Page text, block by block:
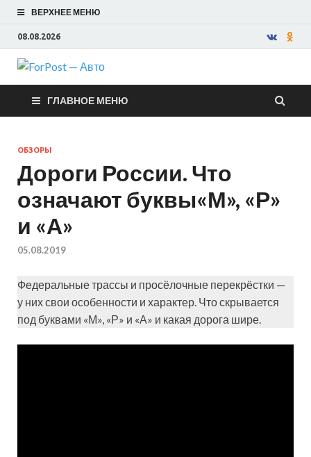
ВЕРХНЕЕ МЕНЮ
08.08.2026
ForPost —
Авто
ГЛАВНОЕ МЕНЮ
ОБЗОРЫ
Дороги России. Что
означают буквы«М», «Р»
и «А»
05.08.2019
Федеральные трассы и просёлочные перекрёстки —
у них свои особенности и характер. Что скрывается
под буквами «М», «Р» и «А» и какая дорога шире.